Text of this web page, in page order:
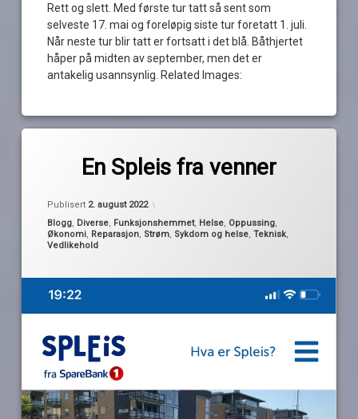
Rett og slett. Med første tur tatt så sent som
selveste 17. mai og foreløpig siste tur foretatt 1. juli.
Når neste tur blir tatt er fortsatt i det blå. Båthjertet
håper på midten av september, men det er
antakelig usannsynlig. Related Images:
En Spleis fra venner
Publisert 2. august 2022
Kategorier:
Blogg, Diverse, Funksjonshemmet, Helse, Oppussing,
Økonomi, Reparasjon, Strøm, Sykdom og helse,Teknisk,
Vedlikehold
båtforumet
reparasjon
sykdom
kommentar
Spleis
fra
venner